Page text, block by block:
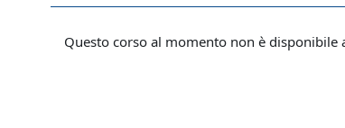
Questo corso al momento non è disponibile